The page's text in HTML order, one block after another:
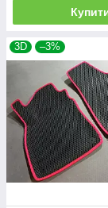
3D –3%